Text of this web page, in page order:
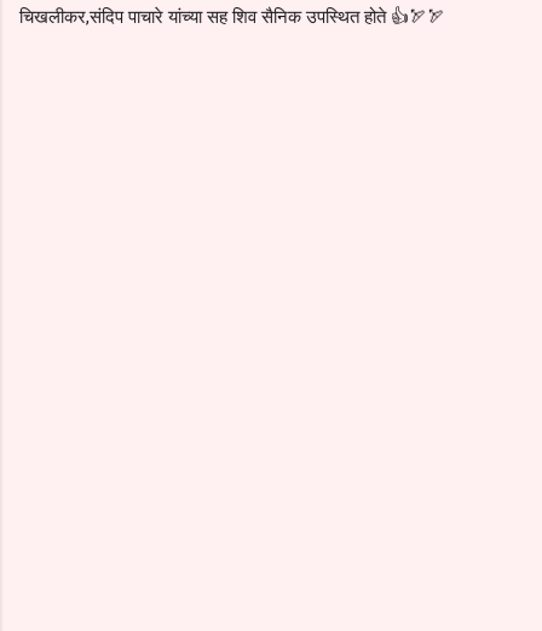
चिखलीकर,संदिप पाचारे यांच्या सह शिव सैनिक उपस्थित होते 👍🏹🏹